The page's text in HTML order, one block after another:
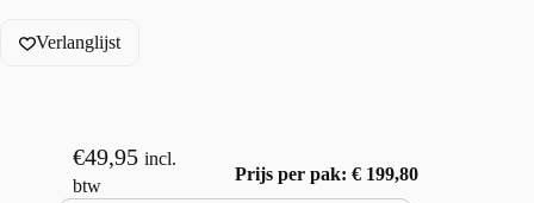
Verlanglijst
€49,95 incl.
btw
Prijs per pak: € 199,80